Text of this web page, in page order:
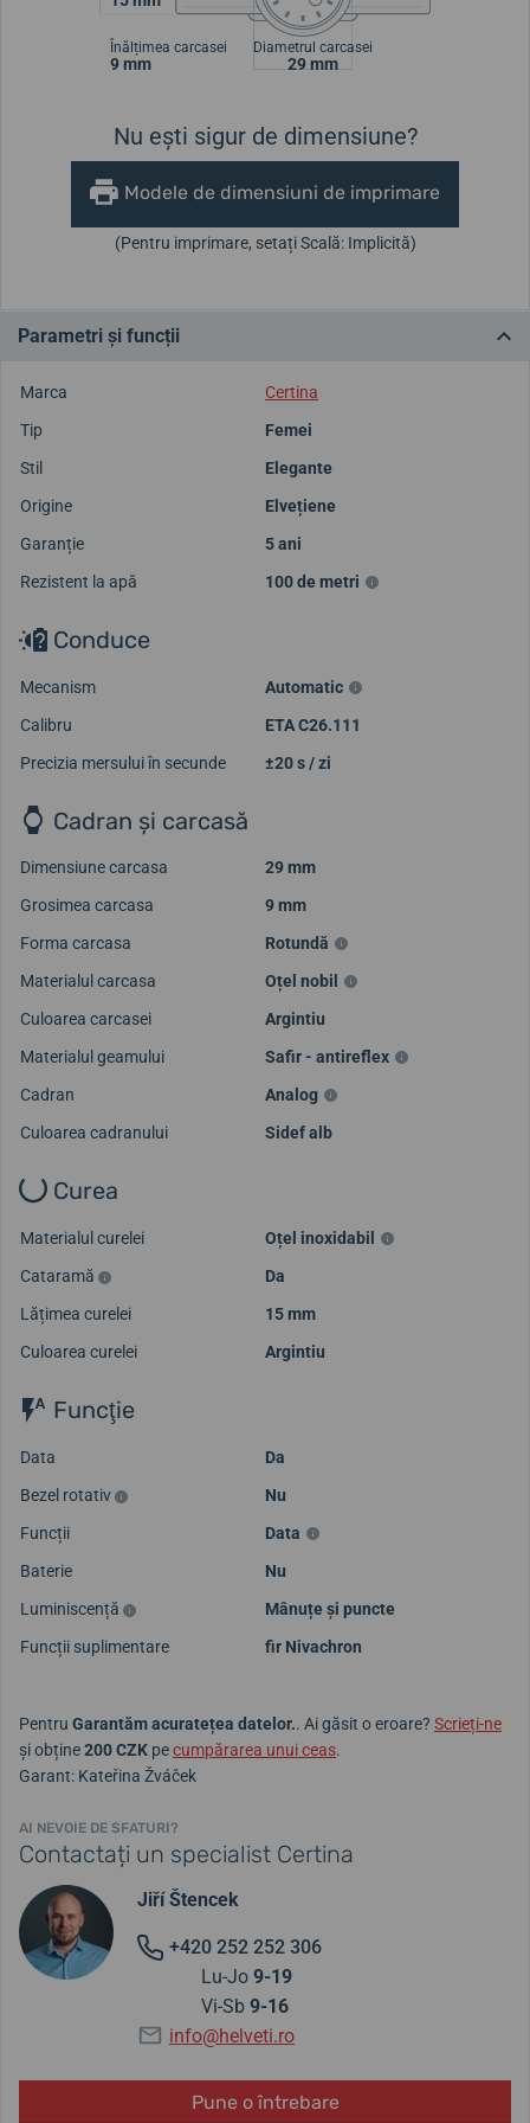
Înălțimea carcasei
9 mm
Diametrul carcasei
29 mm
Nu ești sigur de dimensiune?
Modele de dimensiuni de imprimare
(Pentru imprimare, setați Scală: Implicită)
Parametri și funcții
Marca
Certina
Tip
Femei
Stil
Elegante
Origine
Elvețiene
Garanție
5 ani
Rezistent la apă
100 de metri
Conduce
Mecanism
Automatic
Calibru
ETA C26.111
Precizia mersului în secunde
±20 s / zi
Cadran și carcasă
Dimensiune carcasa
29 mm
Grosimea carcasa
9 mm
Forma carcasa
Rotundă
Materialul carcasa
Oțel nobil
Culoarea carcasei
Argintiu
Materialul geamului
Safir - antireflex
Cadran
Analog
Culoarea cadranului
Sidef alb
Curea
Materialul curelei
Oțel inoxidabil
Cataramă
Da
Lățimea curelei
15 mm
Culoarea curelei
Argintiu
Funcţie
Data
Da
Bezel rotativ
Nu
Funcții
Data
Baterie
Nu
Luminiscență
Mânuțe și puncte
Funcții suplimentare
fir Nivachron
Pentru Garantăm acuratețea datelor.. Ai găsit o eroare? Scrieți-ne
și obține200 CZK pecumpărarea unui ceas.
Garant: Kateřina Žváček
AI NEVOIE DE SFATURI?
Contactați un specialist Certina
Jiří Štencek
+420 252 252 306
Lu-Jo 9-19
Vi-Sb 9-16
info@helveti.ro
Pune o întrebare